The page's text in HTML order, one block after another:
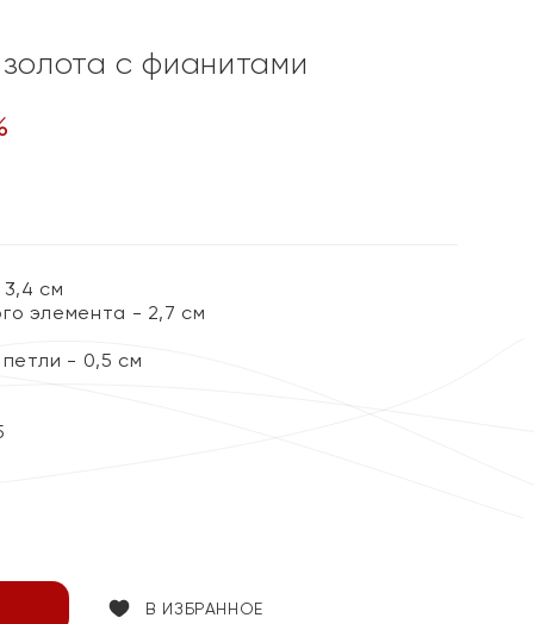
с фианитами
см
элемента - 2,7 см
- 0,5 см
В ИЗБРАННОЕ